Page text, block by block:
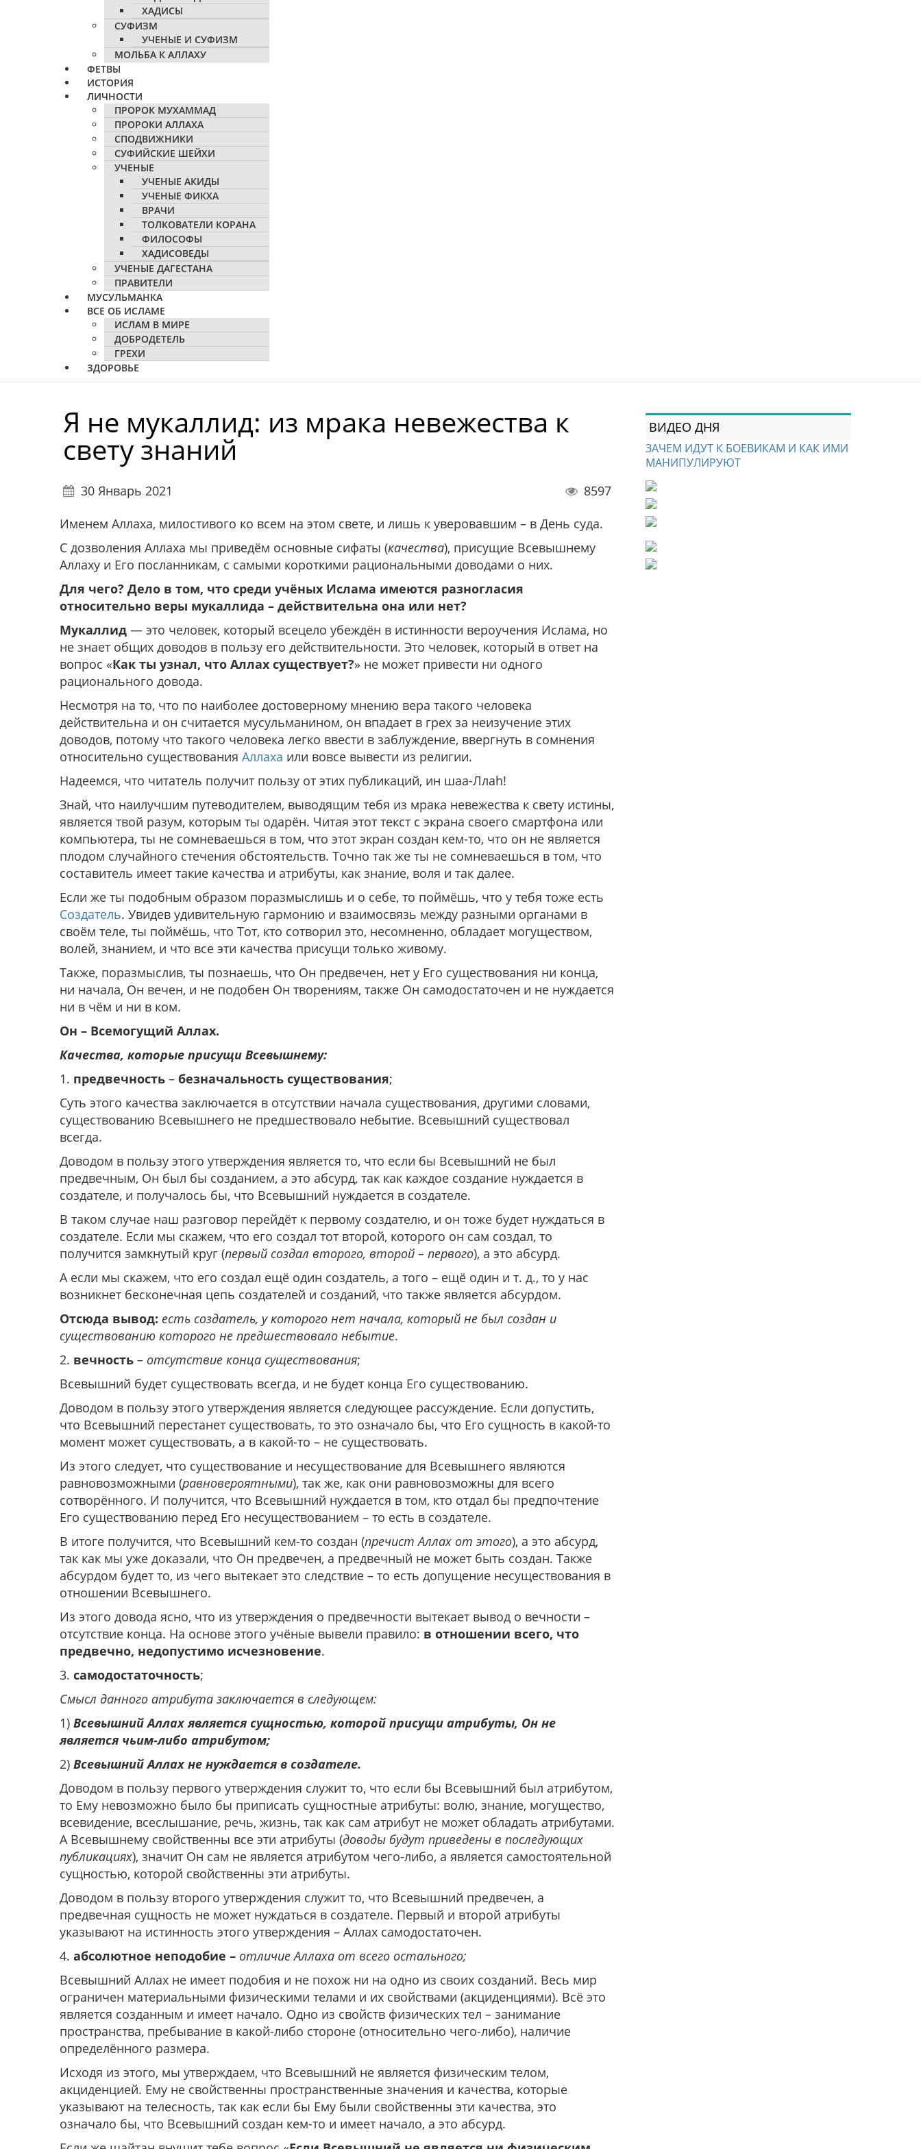
ХАДИСЫ
СУФИЗМ
УЧЕНЫЕ И СУФИЗМ
МОЛЬБА К АЛЛАХУ
ФЕТВЫ
ИСТОРИЯ
ЛИЧНОСТИ
ПРОРОК МУХАММАД
ПРОРОКИ АЛЛАХА
СПОДВИЖНИКИ
СУФИЙСКИЕ ШЕЙХИ
УЧЕНЫЕ
УЧЕНЫЕ АКИДЫ
УЧЕНЫЕ ФИКХА
ВРАЧИ
ТОЛКОВАТЕЛИ КОРАНА
ФИЛОСОФЫ
ХАДИСОВЕДЫ
УЧЕНЫЕ ДАГЕСТАНА
ПРАВИТЕЛИ
МУСУЛЬМАНКА
ВСЕ ОБ ИСЛАМЕ
ИСЛАМ В МИРЕ
ДОБРОДЕТЕЛЬ
ГРЕХИ
ЗДОРОВЬЕ
Я не мукаллид: из мрака невежества к
свету знаний
30 Январь 2021
8597
Именем Аллаха, милостивого ко всем на этом свете, и лишь к уверовавшим – в День суда.
С дозволения Аллаха мы приведём основные сифаты (качества), присущие Всевышнему
Аллаху и Его посланникам, с самыми короткими рациональными доводами о них.
Для чего? Дело в том, что среди учёных Ислама имеются разногласия
относительно веры мукаллида – действительна она или нет?
Мукаллид — это человек, который всецело убеждён в истинности вероучения Ислама, но
не знает общих доводов в пользу его действительности. Это человек, который в ответ на
вопрос «Как ты узнал, что Аллах существует?» не может привести ни одного
рационального довода.
Несмотря на то, что по наиболее достоверному мнению вера такого человека
действительна и он считается мусульманином, он впадает в грех за неизучение этих
доводов, потому что такого человека легко ввести в заблуждение, ввергнуть в сомнения
относительно существования Аллаха или вовсе вывести из религии.
Надеемся, что читатель получит пользу от этих публикаций, ин шаа-Ллаh!
Знай, что наилучшим путеводителем, выводящим тебя из мрака невежества к свету истины,
является твой разум, которым ты одарён. Читая этот текст с экрана своего смартфона или
компьютера, ты не сомневаешься в том, что этот экран создан кем-то, что он не является
плодом случайного стечения обстоятельств. Точно так же ты не сомневаешься в том, что
составитель имеет такие качества и атрибуты, как знание, воля и так далее.
Если же ты подобным образом поразмыслишь и о себе, то поймёшь, что у тебя тоже есть
Создатель. Увидев удивительную гармонию и взаимосвязь между разными органами в
своём теле, ты поймёшь, что Тот, кто сотворил это, несомненно, обладает могуществом,
волей, знанием, и что все эти качества присущи только живому.
Также, поразмыслив, ты познаешь, что Он предвечен, нет у Его существования ни конца,
ни начала, Он вечен, и не подобен Он творениям, также Он самодостаточен и не нуждается
ни в чём и ни в ком.
Он – Всемогущий Аллах.
Качества, которые присущи Всевышнему:
1. предвечность – безначальность существования;
Суть этого качества заключается в отсутствии начала существования, другими словами,
существованию Всевышнего не предшествовало небытие. Всевышний существовал
всегда.
Доводом в пользу этого утверждения является то, что если бы Всевышний не был
предвечным, Он был бы созданием, а это абсурд, так как каждое создание нуждается в
создателе, и получалось бы, что Всевышний нуждается в создателе.
В таком случае наш разговор перейдёт к первому создателю, и он тоже будет нуждаться в
создателе. Если мы скажем, что его создал тот второй, которого он сам создал, то
получится замкнутый круг (первый создал второго, второй – первого), а это абсурд.
А если мы скажем, что его создал ещё один создатель, а того – ещё один и т. д., то у нас
возникнет бесконечная цепь создателей и созданий, что также является абсурдом.
Отсюда вывод: есть создатель, у которого нет начала, который не был создан и
существованию которого не предшествовало небытие.
2. вечность – отсутствие конца существования;
Всевышний будет существовать всегда, и не будет конца Его существованию.
Доводом в пользу этого утверждения является следующее рассуждение. Если допустить,
что Всевышний перестанет существовать, то это означало бы, что Его сущность в какой-то
момент может существовать, а в какой-то – не существовать.
Из этого следует, что существование и несуществование для Всевышнего являются
равновозможными (равновероятными), так же, как они равновозможны для всего
сотворённого. И получится, что Всевышний нуждается в том, кто отдал бы предпочтение
Его существованию перед Его несуществованием – то есть в создателе.
В итоге получится, что Всевышний кем-то создан (пречист Аллах от этого), а это абсурд,
так как мы уже доказали, что Он предвечен, а предвечный не может быть создан. Также
абсурдом будет то, из чего вытекает это следствие – то есть допущение несуществования в
отношении Всевышнего.
Из этого довода ясно, что из утверждения о предвечности вытекает вывод о вечности –
отсутствие конца. На основе этого учёные вывели правило: в отношении всего, что
предвечно, недопустимо исчезновение.
3. самодостаточность;
Смысл данного атрибута заключается в следующем:
1) Всевышний Аллах является сущностью, которой присущи атрибуты, Он не
является чьим-либо атрибутом;
2) Всевышний Аллах не нуждается в создателе.
Доводом в пользу первого утверждения служит то, что если бы Всевышний был атрибутом,
то Ему невозможно было бы приписать сущностные атрибуты: волю, знание, могущество,
всевидение, всеслышание, речь, жизнь, так как сам атрибут не может обладать атрибутами.
А Всевышнему свойственны все эти атрибуты (доводы будут приведены в последующих
публикациях), значит Он сам не является атрибутом чего-либо, а является самостоятельной
сущностью, которой свойственны эти атрибуты.
Доводом в пользу второго утверждения служит то, что Всевышний предвечен, а
предвечная сущность не может нуждаться в создателе. Первый и второй атрибуты
указывают на истинность этого утверждения – Аллах самодостаточен.
4. абсолютное неподобие – отличие Аллаха от всего остального;
Всевышний Аллах не имеет подобия и не похож ни на одно из своих созданий. Весь мир
ограничен материальными физическими телами и их свойствами (акциденциями). Всё это
является созданным и имеет начало. Одно из свойств физических тел – занимание
пространства, пребывание в какой-либо стороне (относительно чего-либо), наличие
определённого размера.
Исходя из этого, мы утверждаем, что Всевышний не является физическим телом,
акциденцией. Ему не свойственны пространственные значения и качества, которые
указывают на телесность, так как если бы Ему были свойственны эти качества, это
означало бы, что Всевышний создан кем-то и имеет начало, а это абсурд.
ВИДЕО ДНЯ
ЗАЧЕМ ИДУТ К БОЕВИКАМ И КАК ИМИ
МАНИПУЛИРУЮТ